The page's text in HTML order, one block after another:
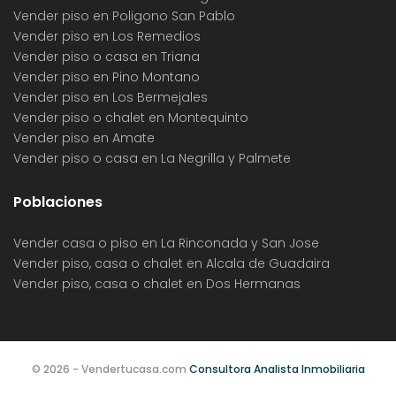
Vender piso en Poligono San Pablo
Vender piso en Los Remedios
Vender piso o casa en Triana
Vender piso en Pino Montano
Vender piso en Los Bermejales
Vender piso o chalet en Montequinto
Vender piso en Amate
Vender piso o casa en La Negrilla y Palmete
Poblaciones
Vender casa o piso en La Rinconada y San Jose
Vender piso, casa o chalet en Alcala de Guadaira
Vender piso, casa o chalet en Dos Hermanas
© 2026 - Vendertucasa.com Consultora Analista Inmobiliaria